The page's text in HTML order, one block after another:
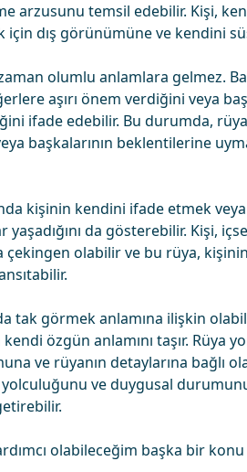
arzusunu temsil edebilir. Kişi,
için dış görünümüne ve kendini
olumlu anlamlara gelmez.
aşırı önem verdiğini veya
ifade edebilir. Bu durumda,
başkalarının beklentilerine
kişinin kendini ifade etmek
da gösterebilir. Kişi,
çekingen olabilir ve bu rüya,
tak görmek anlamına ilişkin
özgün anlamını taşır. Rüya
ve rüyanın detaylarına bağlı
ve duygusal
olabileceğim başka bir konu